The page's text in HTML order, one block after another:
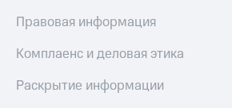
Правовая информация
Комплаенс и деловая этика
Раскрытие информации